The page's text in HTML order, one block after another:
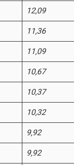
12,09
11,36
11,09
10,67
10,37
10,32
9,92
9,92